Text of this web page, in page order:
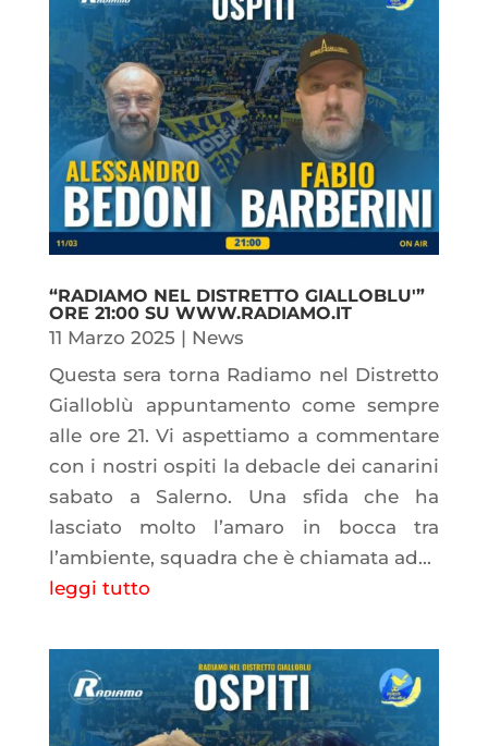
“RADIAMO NEL DISTRETTO GIALLOBLU'”
ORE 21:00 SU WWW.RADIAMO.IT
11 Marzo 2025 | News
Questa sera torna Radiamo nel Distretto
Gialloblù appuntamento come sempre
alle ore 21. Vi aspettiamo a commentare
con i nostri ospiti la debacle dei canarini
sabato a Salerno. Una sfida che ha
lasciato molto l’amaro in bocca tra
l’ambiente, squadra che è chiamata ad...
leggi tutto